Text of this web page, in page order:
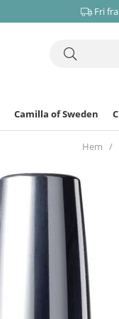
Fri
Camilla of Sweden
Hem